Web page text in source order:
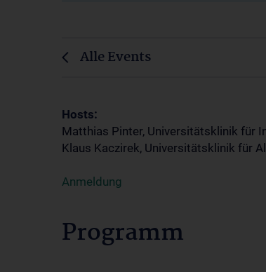
Alle Events
Hosts:
Matthias Pinter, Universitätsklinik für
Klaus Kaczirek, Universitätsklinik für
Anmeldung
Programm